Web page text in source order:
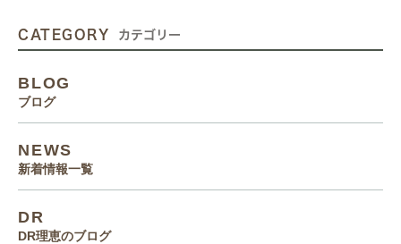
CATEGORY カテゴリー
BLOG
ブログ
NEWS
新着情報一覧
DR
DR理恵のブログ